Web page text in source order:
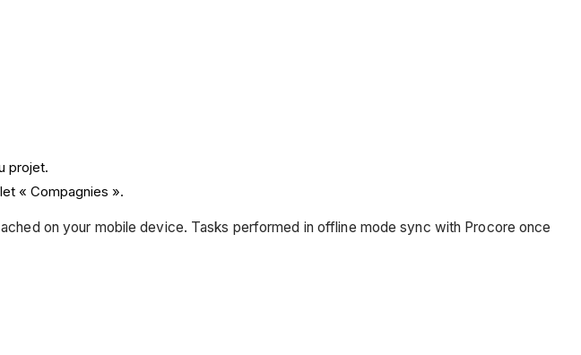
projet.
« Compagnies ».
on your mobile device. Tasks performed in offline mode sync with Procore once